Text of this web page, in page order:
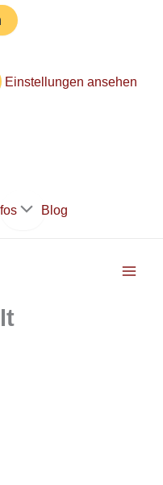
Einstellungen ansehen
Blog